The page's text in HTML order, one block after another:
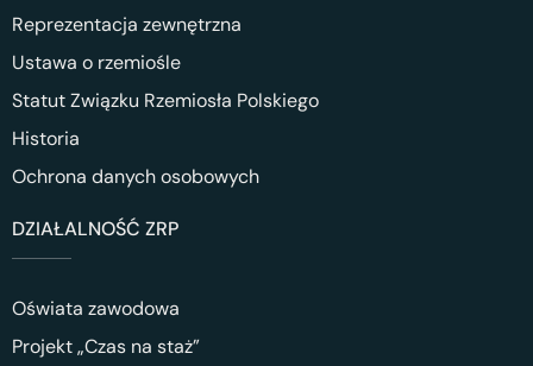
Reprezentacja zewnętrzna
Ustawa o rzemiośle
Statut Związku Rzemiosła Polskiego
Historia
Ochrona danych osobowych
DZIAŁALNOŚĆ ZRP
Oświata zawodowa
Projekt „Czas na staż”